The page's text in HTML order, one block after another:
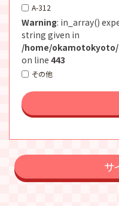
A-312
Warning: in_array()
string given in
/home/
on line 443
その他
サ